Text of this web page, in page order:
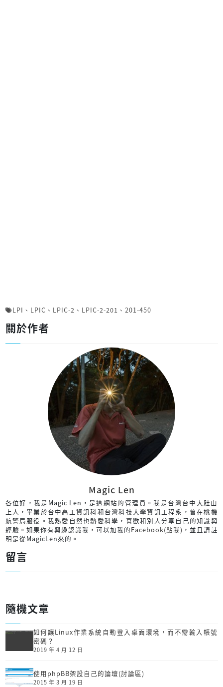
LPI 、 LPIC 、 LPIC-2 、 LPIC-2-201 、 201-450
關於作者
Magic Len
各位好，我是Magic Len，是這網站的管理員。我是台灣台中大肚山
上人，畢業於台中高工資訊科和台灣科技大學資訊工程系，曾在桃機
航警局服役。我熱愛自然也熱愛科學，喜歡和別人分享自己的知識與
經驗。如果你有興趣認識我，可以加我的Facebook(點我) ，並且請註
明是從MagicLen來的。
留言
隨機文章
如何讓Linux作業系統自動登入桌面環境，而不需輸入帳號
密碼？
2019 年 4 月 12 日
使用phpBB架設自己的論壇(討論區)
2015 年 3 月 19 日